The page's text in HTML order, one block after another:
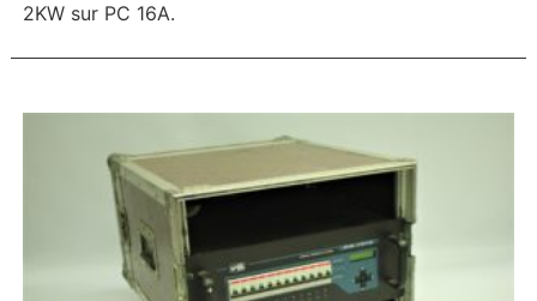
2KW sur PC 16A.